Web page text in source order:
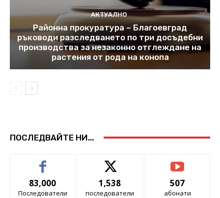
АКТУАЛНО
Районна прокуратура – Благоевград
ръководи разследването по три досъдебни
производства за незаконно отглеждане на
растения от рода на конопа
ПОСЛЕДВАЙТЕ НИ...
83,000
Последователи
1,538
последователи
507
абонати